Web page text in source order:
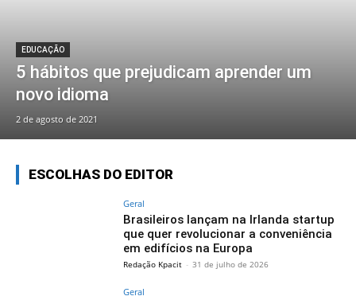
EDUCAÇÃO
5 hábitos que prejudicam aprender um
novo idioma
2 de agosto de 2021
ESCOLHAS DO EDITOR
Geral
Brasileiros lançam na Irlanda startup
que quer revolucionar a conveniência
em edifícios na Europa
Redação Kpacit - 31 de julho de 2026
Geral